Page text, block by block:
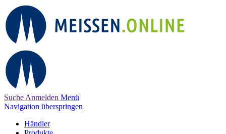
Suche Anmelden Menü
Navigation überspringen
Händler